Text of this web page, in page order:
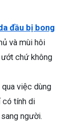
đầu bị bong
và mùi hôi
chứ không
qua việc dùng
có tính di
người.